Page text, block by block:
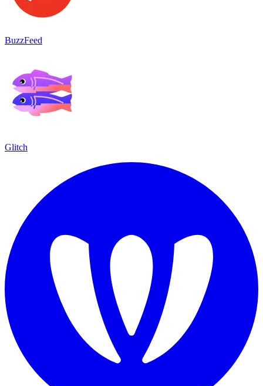
BuzzFeed
Glitch